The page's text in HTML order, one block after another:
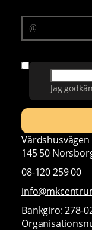
Jag
Värdshusvägen
145 50
08-120 259 00
Bankgiro: 278-